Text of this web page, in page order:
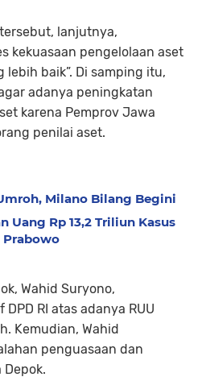
lanjutnya,
kekuasaan pengelolaan aset
baik”. Di samping itu,
adanya peningkatan
karena Pemprov Jawa
penilai aset.
Milano Bilang Begini
Uang Rp 13,2 Triliun Kasus
Prabowo
Wahid Suryono,
RI atas adanya RUU
Kemudian, Wahid
penguasaan dan
Depok.